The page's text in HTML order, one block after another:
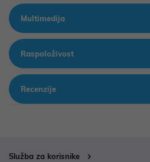
Multimedija
Raspoloživost
Recenzije
Služba za korisnike